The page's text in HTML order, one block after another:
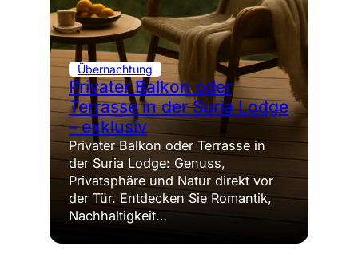
Übernachtung
Privater Balkon oder
Terrasse in der Suria Lodge
– exklusiv
Privater Balkon oder Terrasse in
der Suria Lodge: Genuss,
Privatsphäre und Natur direkt vor
der Tür. Entdecken Sie Romantik,
Nachhaltigkeit…